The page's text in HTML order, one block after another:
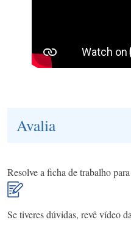
Avalia
Resolve a ficha de trabalho
Se tiveres dúvidas, revê vídeo